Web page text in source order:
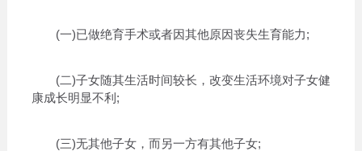
(一)已做绝育手术或者因其他原因丧失生育能力;
(二)子女随其生活时间较长，改变生活环境对子女健
康成长明显不利;
(三)无其他子女，而另一方有其他子女;